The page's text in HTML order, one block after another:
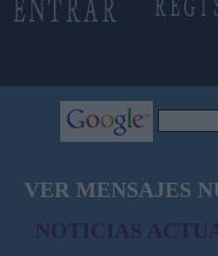
VER MENSAJES
NOTICIAS